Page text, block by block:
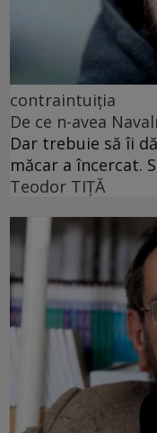
contraintuiția
De ce n-avea
Dar trebuie să îi
măcar a încercat.
Teodor TIŢĂ